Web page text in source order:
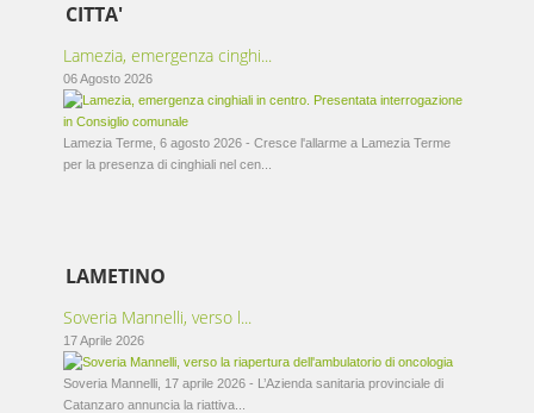
CITTA'
Lamezia, emergenza cinghi...
06 Agosto 2026
Lamezia Terme, 6 agosto 2026 - Cresce l'allarme a Lamezia Terme
per la presenza di cinghiali nel cen...
LAMETINO
Soveria Mannelli, verso l...
17 Aprile 2026
Soveria Mannelli, 17 aprile 2026 - L’Azienda sanitaria provinciale di
Catanzaro annuncia la riattiva...